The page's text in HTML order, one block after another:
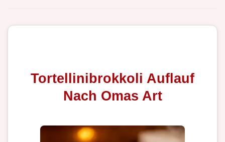
Tortellinibrokkoli Auflauf
Nach Omas Art